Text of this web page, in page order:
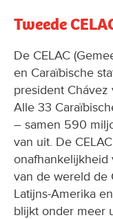
Tweede
De CELAC
en Caraïbische
president Chávez
Alle 33
– samen 590
van uit. De
onafhankelijkheid
van de wereld de
Latijns-Amerika
blijkt onder meer